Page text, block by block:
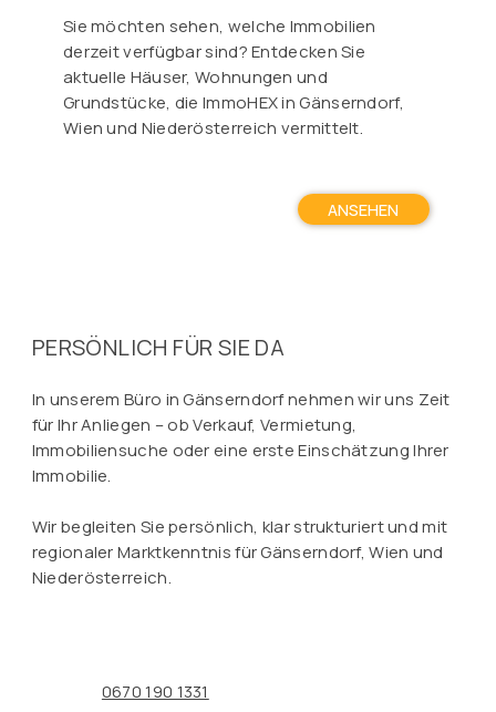
Sie möchten sehen, welche Immobilien
derzeit verfügbar sind? Entdecken Sie
aktuelle Häuser, Wohnungen und
Grundstücke, die ImmoHEX in Gänserndorf,
Wien und Niederösterreich vermittelt.
ANSEHEN
PERSÖNLICH FÜR SIE DA
In unserem Büro in Gänserndorf nehmen wir uns Zeit
für Ihr Anliegen – ob Verkauf, Vermietung,
Immobiliensuche oder eine erste Einschätzung Ihrer
Immobilie.
Wir begleiten Sie persönlich, klar strukturiert und mit
regionaler Marktkenntnis für Gänserndorf, Wien und
Niederösterreich.
0670 190 1331